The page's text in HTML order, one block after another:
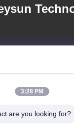
3:28 PM
are you looking for?